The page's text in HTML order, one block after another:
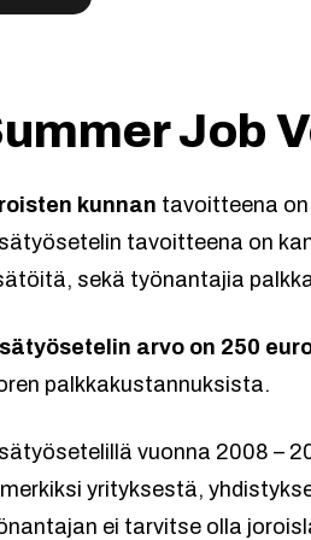
Job
kunnan tavoitteena
tavoitteena on
sekä työnantajia
arvo on 250
palkkakustannuksista.
vuonna 2008 –
yrityksestä,
ei tarvitse olla